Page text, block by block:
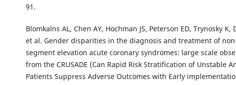
91.
Blomkalns AL, Chen AY, Hochman JS, Peterson ED, Trynosky K,
et al. Gender disparities in the diagnosis and treatment of
segment elevation acute coronary syndromes: large scale
from the CRUSADE (Can Rapid Risk Stratification of Unstable
Patients Suppress Adverse Outcomes with Early